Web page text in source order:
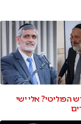
הפוליטי? אלי ישי